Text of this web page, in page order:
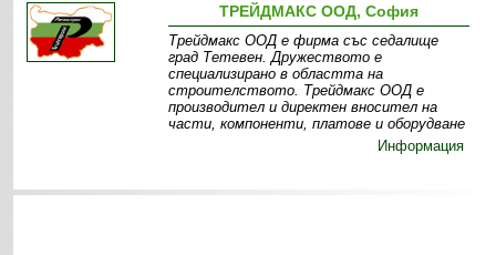
ТРЕЙДМАКС ООД, София
Трейдмакс ООД е фирма със седалище
град Тетевен. Дружеството е
специализирано в областта на
строителството. Трейдмакс ООД е
производител и директен вносител на
части, компоненти, платове и оборудване
Информация